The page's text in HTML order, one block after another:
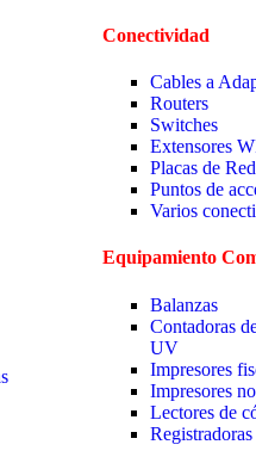
Conectividad
Cables a
Routers
Switches
Extensores
Placas de Red
Puntos de
Varios
Equipamiento
Balanzas
Contadoras
UV
Impresores
Impresores
Lectores de
Registradoras